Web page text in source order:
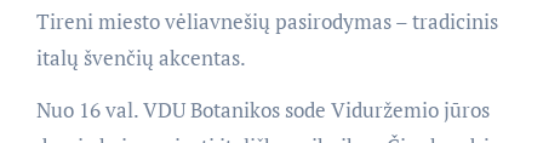
Tireni miesto vėliavnešių pasirodymas – tradicinis
italų švenčių akcentas.
Nuo 16 val. VDU Botanikos sode Viduržemio jūros